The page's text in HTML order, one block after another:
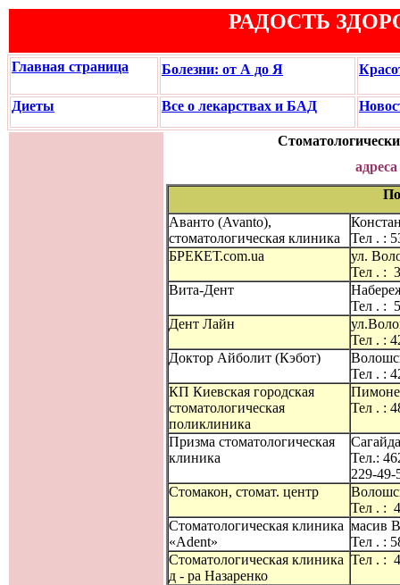
РАДОСТЬ
Главная страница Болезни: от А до Я
Диеты Все о лекарствах и БАД
Аванто (Avanto),
стоматологическая клиника
Тел . :
БРЕКЕТ.com.ua
ул.
Тел . :
Вита-Дент
Тел . :
Дент Лайн
Тел . :
Доктор Айболит (Кэбот)
Тел . :
КП Киевская городская
стоматологическая
поликлиника
Тел . :
Призма стоматологическая
клиника
Тел.:
229-49-
Стомакон, стомат. центр
Тел . :
Стоматологическая клиника
«Adent»
масив
Тел . :
Стоматологическая клиника
д - ра Назаренко
Тел . :